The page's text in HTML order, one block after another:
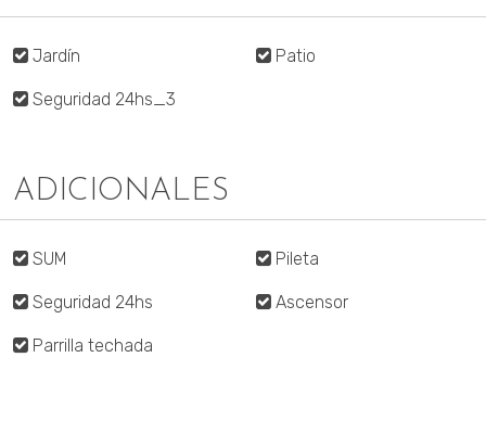
Jardín Patio
Seguridad 24hs_3
ADICIONALES
SUM Pileta
Seguridad 24hs Ascensor
Parrilla techada